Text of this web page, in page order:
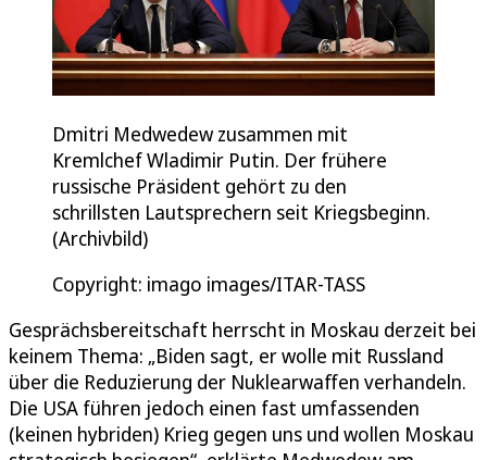
Dmitri Medwedew zusammen mit
Kremlchef Wladimir Putin. Der frühere
russische Präsident gehört zu den
schrillsten Lautsprechern seit Kriegsbeginn.
(Archivbild)
Copyright: imago images/ITAR-TASS
Gesprächsbereitschaft herrscht in Moskau derzeit bei
keinem Thema: „Biden sagt, er wolle mit Russland
über die Reduzierung der Nuklearwaffen verhandeln.
Die USA führen jedoch einen fast umfassenden
(keinen hybriden) Krieg gegen uns und wollen Moskau